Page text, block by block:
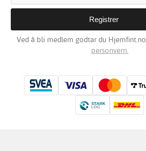
Ved å bli medlem godtar du Hjemfint.no
personvern.